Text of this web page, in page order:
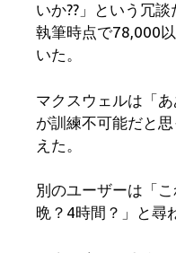
いか??」という冗
執筆時点で78,000
いた。
マクスウェルは「
が訓練不可能だと
えた。
別のユーザーは「
晩？4時間？」と尋